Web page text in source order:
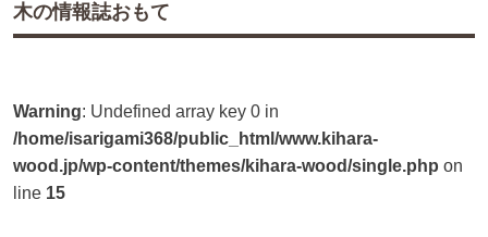
木の情報誌おもて
Warning: Undefined array key 0 in
/home/isarigami368/public_html/www.kihara-
wood.jp/wp-content/themes/kihara-wood/single.php on
line 15